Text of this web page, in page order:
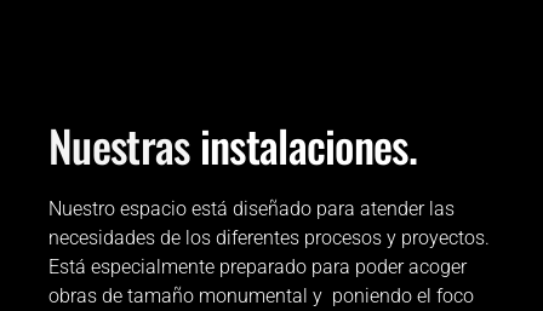
Nuestrasinstalaciones.
Nuestro espacio está diseñado para atender las
necesidades de los diferentes procesos y proyectos.
Está especialmente preparado para poder acoger
obras de tamaño monumental y poniendo el foco